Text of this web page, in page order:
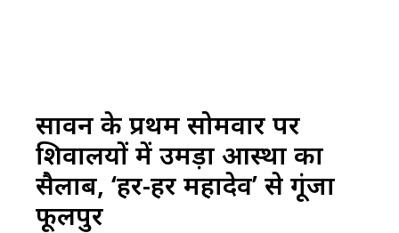
सावन के प्रथम सोमवार पर
शिवालयों में उमड़ा आस्था का
सैलाब, ‘हर-हर महादेव’ से गूंजा
फूलपुर